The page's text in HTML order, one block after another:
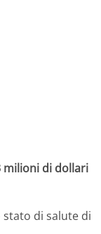
milioni di dollari
stato di salute di